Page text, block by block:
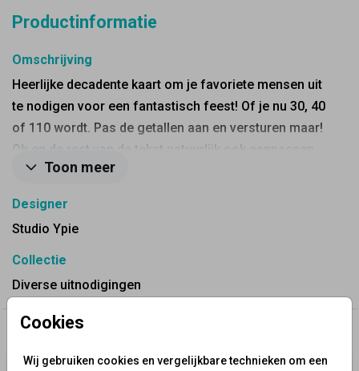
Cookies
Wij gebruiken cookies en vergelijkbare technieken om een
Productinformatie
Omschrijving
Heerlijke decadente kaart om je favoriete mensen uit
te nodigen voor een fantastisch feest! Of je nu 30, 40
of 110 wordt. Pas de getallen aan en versturen maar!
Oh en de rest van de tekst natuurlijk ook aanpassen
tenzij dat toevallig klopt :)
Toon meer
Designer
Studio Ypie
Collectie
Diverse uitnodigingen